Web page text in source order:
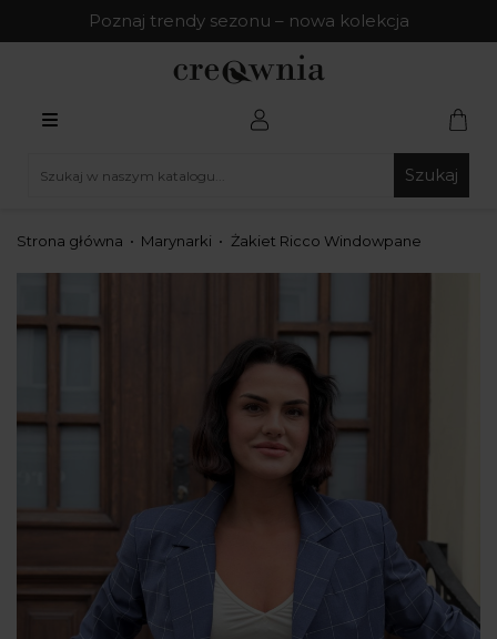
Poznaj trendy sezonu – nowa kolekcja
Szukaj
Strona główna Marynarki Żakiet Ricco Windowpane